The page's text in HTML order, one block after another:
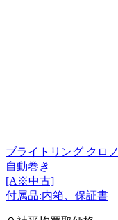
ブライトリング クロ
自動巻き
[A※中古]
付属品:内箱、保証書